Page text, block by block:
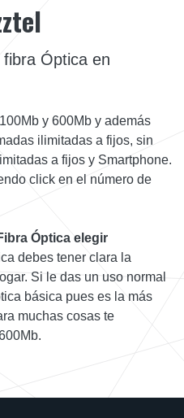
Óptica en
y 600Mb y además
ilimitadas a fijos, sin
a fijos y Smartphone.
click en el número de
Óptica elegir
debes tener clara la
Si le das un uso normal
básica pues es la más
muchas cosas te